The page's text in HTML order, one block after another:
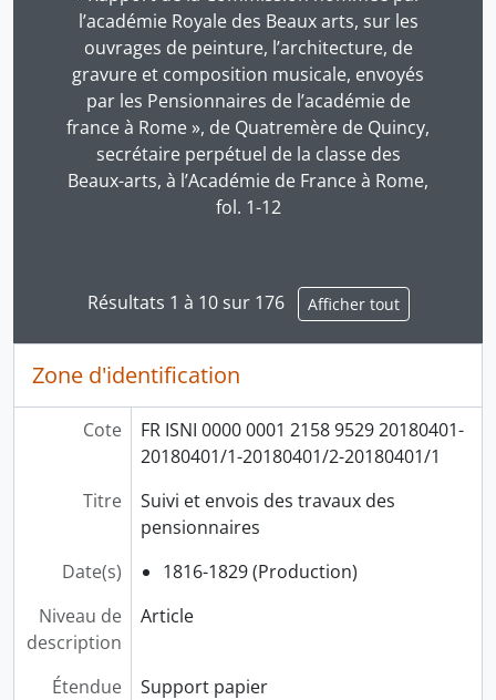
l’académie Royale des Beaux arts, sur les
ouvrages de peinture, l’architecture, de
gravure et composition musicale, envoyés
par les Pensionnaires de l’académie de
france à Rome », de Quatremère de Quincy,
secrétaire perpétuel de la classe des
Beaux-arts, à l’Académie de France à Rome,
fol. 1-12
Résultats 1 à 10 sur 176 Afficher tout
Zone d'identification
Cote
FR ISNI 0000 0001 2158 9529 20180401-
20180401/1-20180401/2-20180401/1
Titre
Suivi et envois des travaux des
pensionnaires
Date(s)
1816-1829 (Production)
Niveau de
description
Article
Étendue
Support papier